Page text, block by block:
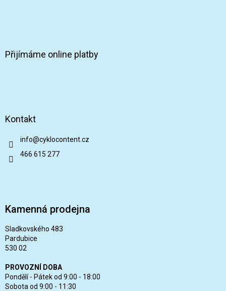
Přijímáme online platby
Kontakt
info@cyklocontent.cz
466 615 277
Kamenná prodejna
Sladkovského 483
Pardubice
530 02
PROVOZNÍ DOBA
Pondělí - Pátek od 9:00 - 18:00
Sobota od 9:00 - 11:30